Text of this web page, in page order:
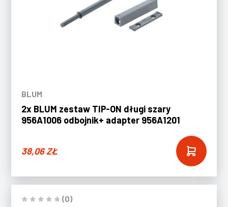
BLUM
2x BLUM zestaw TIP-ON długi szary
956A1006 odbojnik+ adapter 956A1201
38,06ZŁ
(0)